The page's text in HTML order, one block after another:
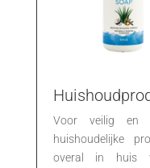
Voor veilig en
huishoudelijke
overal in huis